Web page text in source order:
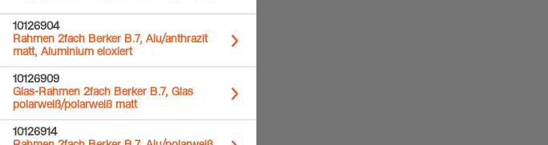
10126904
Rahmen 2fach Berker B.7, Alu/anthrazit
matt, Aluminium eloxiert
10126909
Glas-Rahmen 2fach Berker B.7, Glas
polarweiß/polarweiß matt
10126914